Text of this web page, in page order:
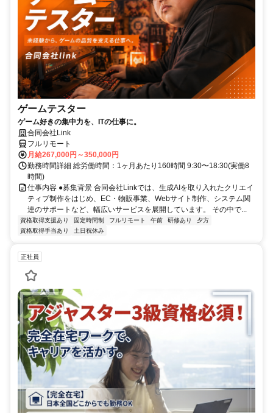
ゲームテスター
ゲーム好きの集中力を、ITの仕事に。
合同会社Link
フルリモート
月給267,000円～350,000円
勤務時間詳細 総労働時間：1ヶ月あたり160時間 9:30〜18:30(実働8
時間)
仕事内容 ●募集背景 合同会社Linkでは、生成AIを取り入れたクリエイ
ティブ制作をはじめ、EC・物販事業、Webサイト制作、システム関
連のサポートなど、幅広いサービスを展開しています。 その中で...
資格取得支援あり 固定時間制 フルリモート 午前 研修あり
夕方
資格取得手当あり
土日祝休み
正社員